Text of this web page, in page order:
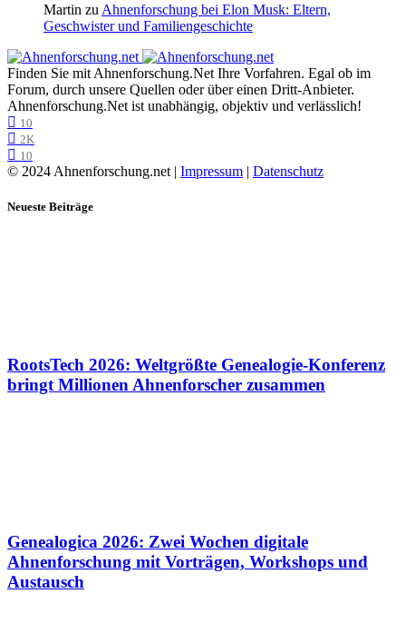
Martin zu Ahnenforschung bei Elon Musk: Eltern,
Geschwister und Familiengeschichte
Finden Sie mit Ahnenforschung.Net Ihre Vorfahren. Egal ob im
Forum, durch unsere Quellen oder über einen Dritt-Anbieter.
Ahnenforschung.Net ist unabhängig, objektiv und verlässlich!
10
2K
10
© 2024 Ahnenforschung.net | Impressum | Datenschutz
Neueste Beiträge
RootsTech 2026: Weltgrößte Genealogie-Konferenz
bringt Millionen Ahnenforscher zusammen
Genealogica 2026: Zwei Wochen digitale
Ahnenforschung mit Vorträgen, Workshops und
Austausch